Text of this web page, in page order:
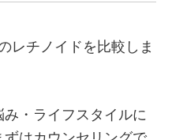
レチノイドを比較しま
・ライフスタイルに